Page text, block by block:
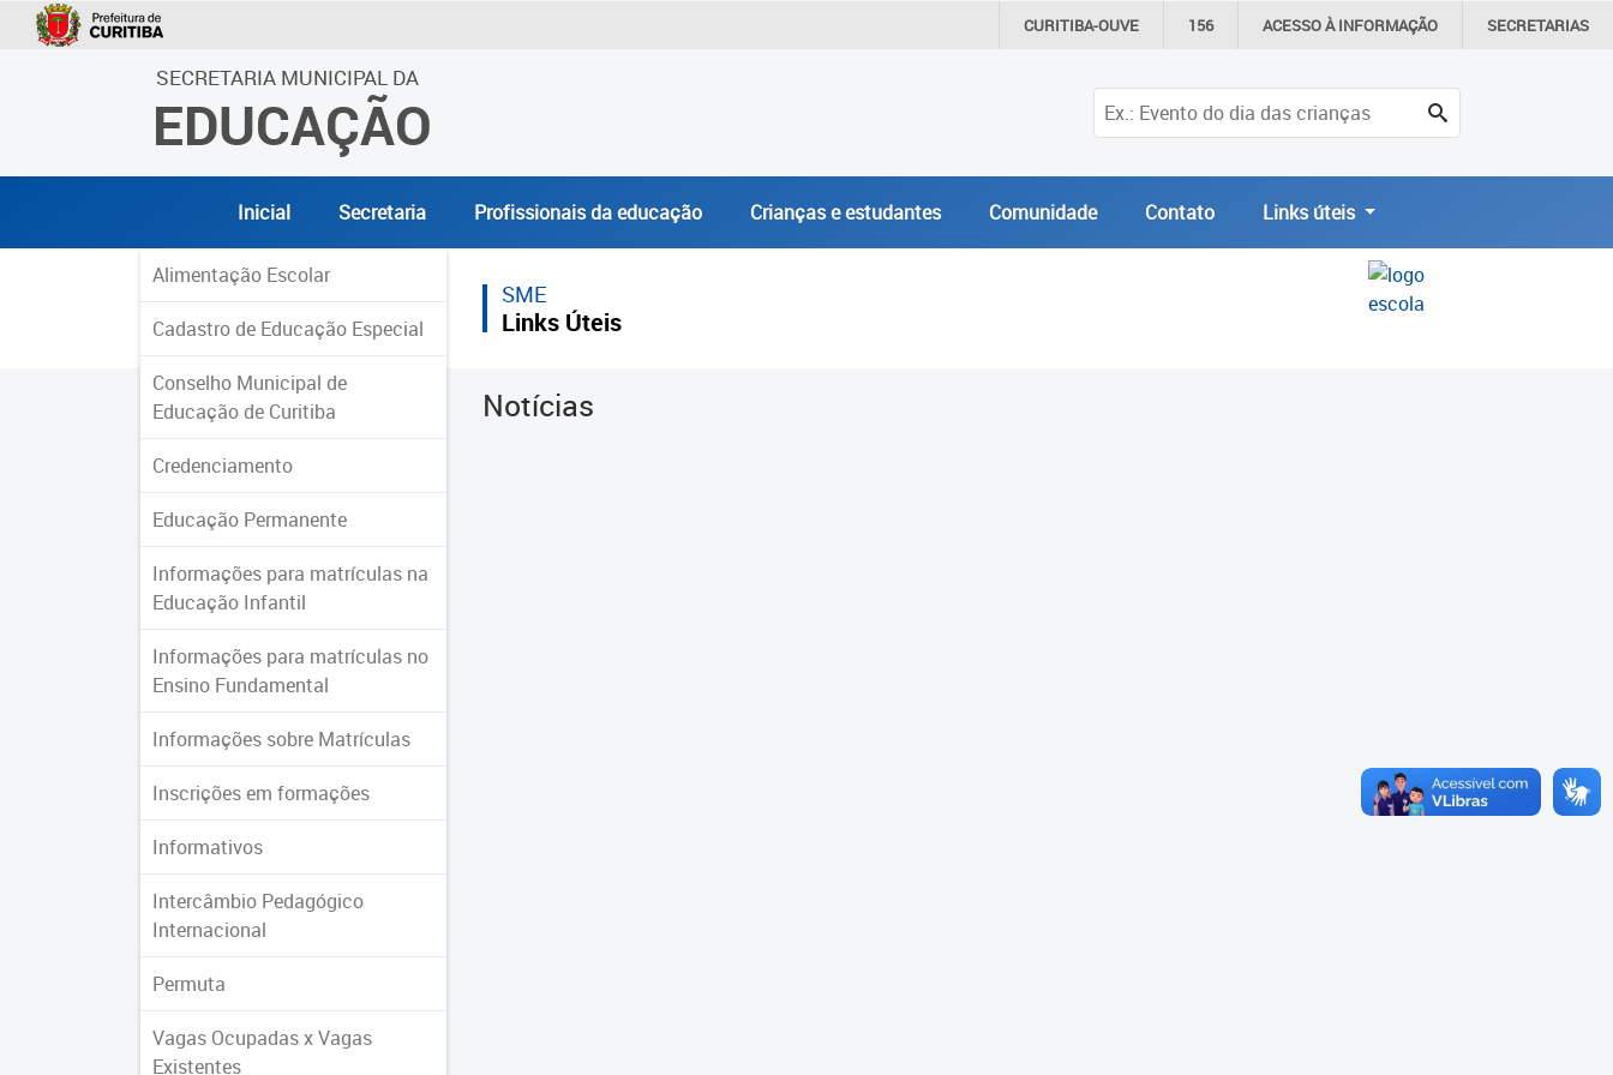
CURITIBA-OUVE 156 ACESSO ÀINFORMAÇÃO SECRETARIAS
SECRETARIA MUNICIPAL DA
EDUCAÇÃO
Inicial Secretaria Profissionais da educação Crianças e estudantes Comunidade Contato Links úteis
Alimentação Escolar
Cadastro de Educação Especial
Conselho Municipal de
Educação de Curitiba
Credenciamento
Educação Permanente
Informações para matrículas na
Educação Infantil
Informações para matrículas no
Ensino Fundamental
Informações sobre Matrículas
Inscrições em formações
Informativos
Intercâmbio Pedagógico
Internacional
Permuta
Vagas Ocupadas x Vagas
Existentes
SME
Links Úteis
Notícias